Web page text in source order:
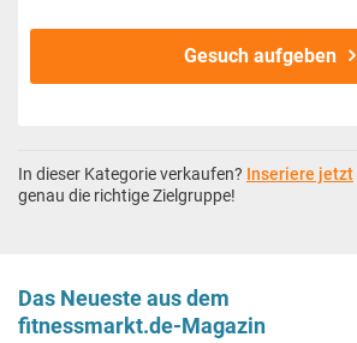
Gesuch aufgeben
In dieser Kategorie verkaufen? Inseriere jetzt
genau die richtige Zielgruppe!
Das Neueste aus dem
fitnessmarkt.de-Magazin